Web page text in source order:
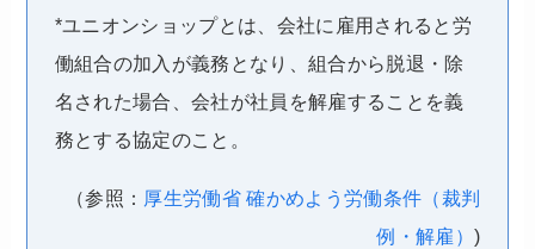
*ユニオンショップとは、会社に雇用されると労
働組合の加入が義務となり、組合から脱退・除
名された場合、会社が社員を解雇することを義
務とする協定のこと。
（参照： 厚生労働省 確かめよう労働条件（裁判
例・解雇） )